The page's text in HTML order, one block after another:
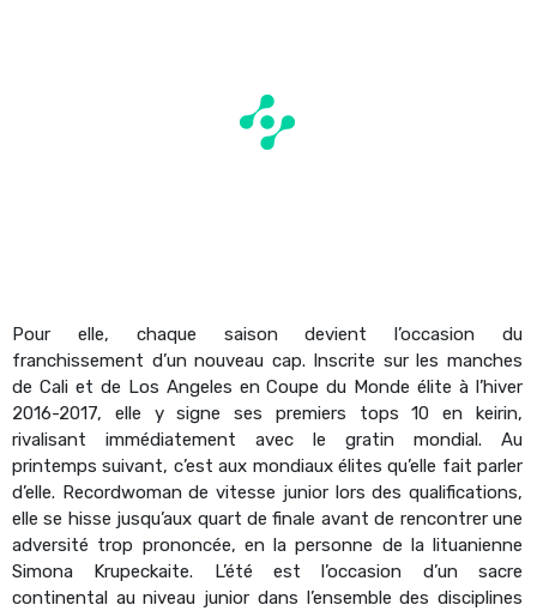
Pour elle, chaque saison devient l’occasion du
franchissement d’un nouveau cap. Inscrite sur les manches
de Cali et de Los Angeles en Coupe du Monde élite à l’hiver
2016-2017, elle y signe ses premiers tops 10 en keirin,
rivalisant immédiatement avec le gratin mondial. Au
printemps suivant, c’est aux mondiaux élites qu’elle fait parler
d’elle. Recordwoman de vitesse junior lors des qualifications,
elle se hisse jusqu’aux quart de finale avant de rencontrer une
adversité trop prononcée, en la personne de la lituanienne
Simona Krupeckaite. L’été est l’occasion d’un sacre
continental au niveau junior dans l’ensemble des disciplines